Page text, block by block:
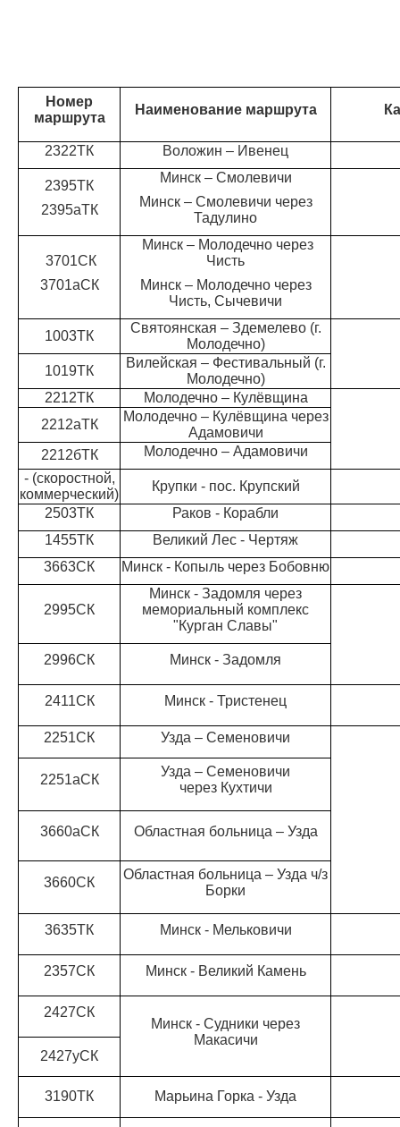
Номер
маршрута
Наименование маршрута
2322ТК Воложин – Ивенец
2395ТК
2395аТК
Минск – Смолевичи
Минск – Смолевичи через
Тадулино
3701СК
3701аСК
Минск – Молодечно через
Чисть
Минск – Молодечно через
Чисть, Сычевичи
1003ТК
Святоянская – Здемелево (г.
Молодечно)
1019ТК
Вилейская – Фестивальный (г.
Молодечно)
2212ТК
Молодечно – Кулёвщина
2212аТК
Молодечно – Кулёвщина через
Адамовичи
2212бТК
Молодечно – Адамовичи
- (скоростной,
коммерческий)
Крупки - пос. Крупский
2503ТК
Раков - Корабли
1455ТК
Великий Лес - Чертяж
3663СК
Минск - Копыль через Бобовню
2995СК
Минск - Задомля через
мемориальный комплекс
"Курган Славы"
2996СК Минск - Задомля
2411СК Минск - Тристенец
2251СК Узда – Семеновичи
2251аСК
Узда – Семеновичи
через Кухтичи
3660аСК Областная больница – Узда
3660СК
Областная больница – Узда ч/з
Борки
3635ТК Минск - Мельковичи
2357СК Минск - Великий Камень
2427СК
Минск - Судники через
Макасичи
2427уСК
3190ТК Марьина Горка - Узда